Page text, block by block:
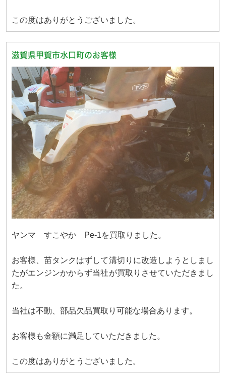
この度はありがとうございました。
滋賀県甲賀市水口町のお客様
ヤンマ すこやか Pe-1を買取りました。
お客様、苗タンクはずして溝切りに改造しようとしまし
たがエンジンかからず当社が買取りさせていただきまし
た。
当社は不動、部品欠品買取り可能な場合あります。
お客様も金額に満足していただきました。
この度はありがとうございました。